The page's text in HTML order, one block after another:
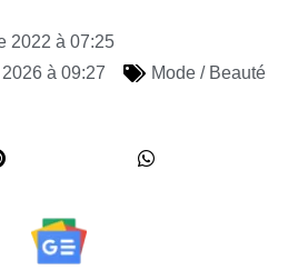
2022 à 07:25
à 09:27
Mode / Beauté